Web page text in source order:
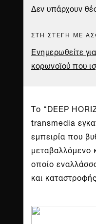
Δεν υπάρχουν
ΣΤΗ ΣΤΕΓΗ ΜΕ
Eνημερωθείτε
κορωνοϊού που
Το “DEEP
transmedia
εμπειρία που
μεταβαλλόμενο
οποίο
και